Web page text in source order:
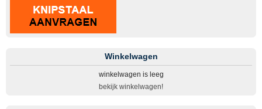
Winkelwagen
winkelwagen is leeg
bekijk winkelwagen!